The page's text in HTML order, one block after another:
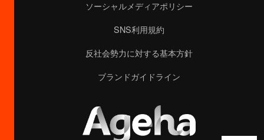
ソーシャルメディアポリシー
SNS利用規約
反社会勢力に対する基本方針
ブランドガイドライン